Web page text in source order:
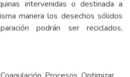
intervenidas o destinada a
manera los desechos sólidos
podrán ser reciclados,